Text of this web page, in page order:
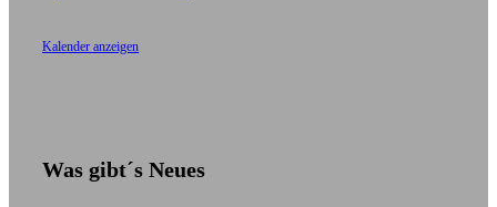
Kalender anzeigen
Was gibt´s Neues